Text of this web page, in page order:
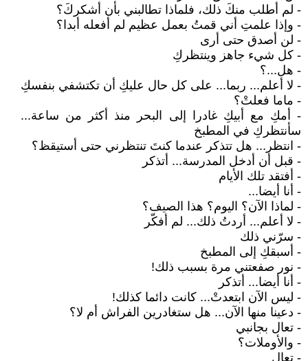
- لم أطلب منكَ ذلك، فلماذا تطالبني بأن أشكركَ؟
- وإذا علمتِ أني قمتُ بعمل عظيم لم أفعله أبدا؟
- لن أصدق حتى أرى
- كل شيء جاهز وينتظركِ
- هل...؟
- لا أعلم... ربما... على كل حال عليكِ أن تكتشفي بنفسكِ
- ماما فعلتْ؟
- أمكِ مع أبيكِ غادرا إلى البحر منذ أكثر من ساعة...
سأنتظركِ في المطبخ
- انتظر... هل تتذكر عندما كنتَ تنتظرني حتى أستيقظ؟
- قبل أن أدخل المدرسة... أتذكر
- أفتقد تلك الأيام
- أنا أيضا...
- لماذا الآن؟ اليوم؟ هذا الصيف؟
- لا أعلم... أردتُ ذلك... لم أفكّر
- سرّني ذلك
- أسبقكِ إلى المطبخ
- نور صفعتني مرة بسبب ذلك!
- أنا أيضا... أتذكر
- ليس الآن ابتعدتْ... كانت دائما كذلك!
- دعينا منها الآن... هل ستغادرين الفراش أم لا؟
- تعال بجانبي
- والأوملات؟
- تعال